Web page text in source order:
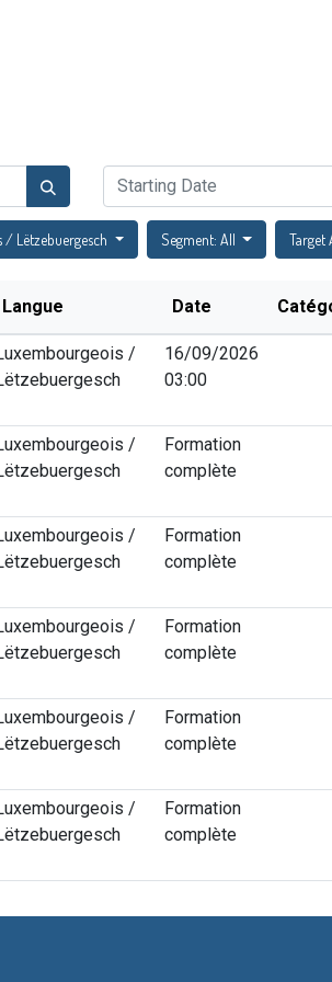
/ Lëtzebuergesch Segment: All Target
Langue Date
/
16/09/2026
03:00
/
Formation
complète
/
Formation
complète
/
Formation
complète
/
Formation
complète
/
Formation
complète